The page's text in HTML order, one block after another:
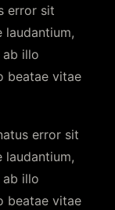
error sit
laudantium,
ab illo
beatae vitae
error sit
laudantium,
ab illo
beatae vitae